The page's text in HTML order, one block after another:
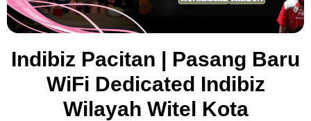
Indibiz Pacitan | Pasang Baru
WiFi Dedicated Indibiz
Wilayah Witel Kota